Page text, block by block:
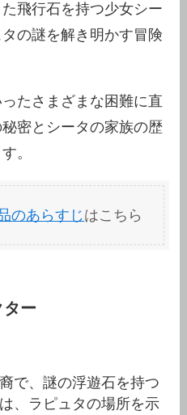
飛行石を持つ少女シー
の謎を解き明かす冒険
たさまざまな困難に直
密とシータの家族の歴
。
のあらすじはこちら
ー
で、謎の浮遊石を持つ
、ラピュタの場所を示